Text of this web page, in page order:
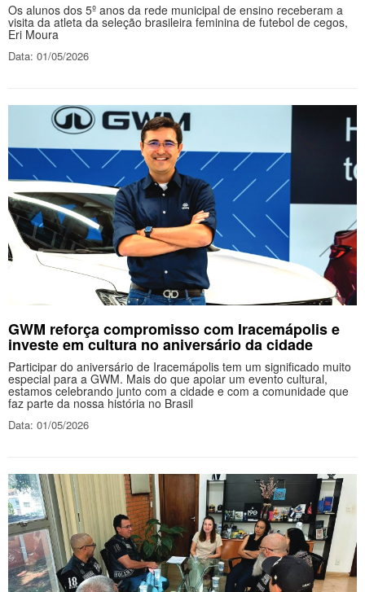
Os alunos dos 5º anos da rede municipal de ensino receberam a
visita da atleta da seleção brasileira feminina de futebol de cegos,
Eri Moura
Data: 01/05/2026
GWM reforça compromisso com Iracemápolis e
investe em cultura no aniversário da cidade
Participar do aniversário de Iracemápolis tem um significado muito
especial para a GWM. Mais do que apoiar um evento cultural,
estamos celebrando junto com a cidade e com a comunidade que
faz parte da nossa história no Brasil
Data: 01/05/2026